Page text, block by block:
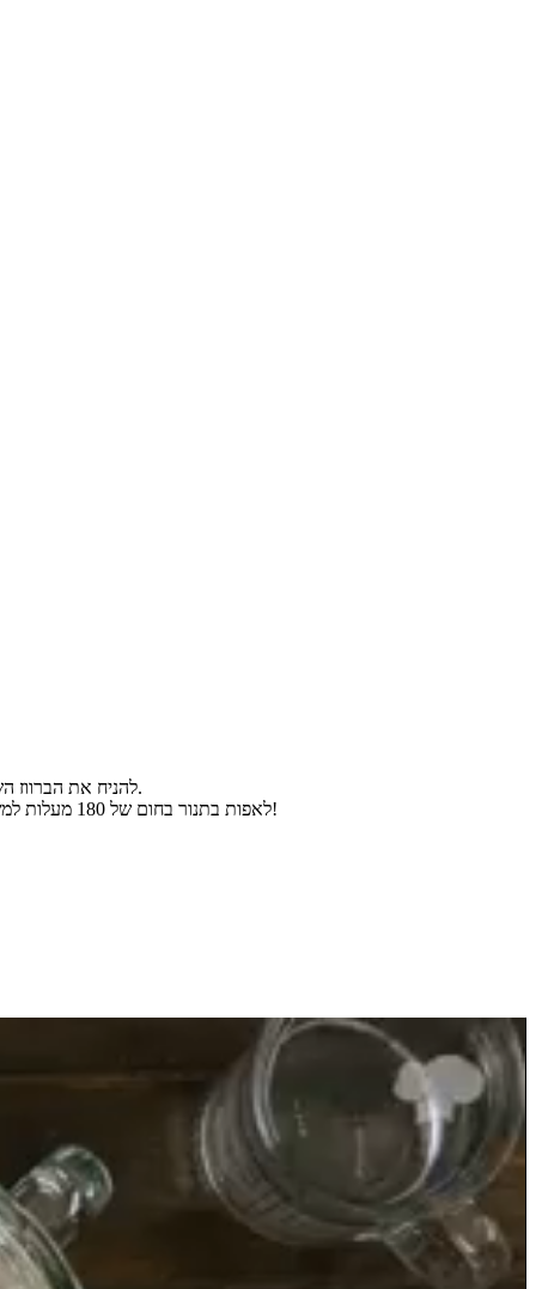
להניח את הברווז השלם בתבנית שאפשר לאפות בתנור, להוסיף את המרינדה על הברווז, למרוח אותו מכל הכיוונים, לעטוף בנייר כסף ולהשרות למשך לילה במקרר.
לאפות בתנור בחום של 180 מעלות למשך כשעתיים (10 דקות אחרונות לאפות בגריל ללא נייר הכסף להשחמה מלמעלה) להגיש חם ברווז שלם בתנור במרינדת תפוזים טעימה במיוחד!